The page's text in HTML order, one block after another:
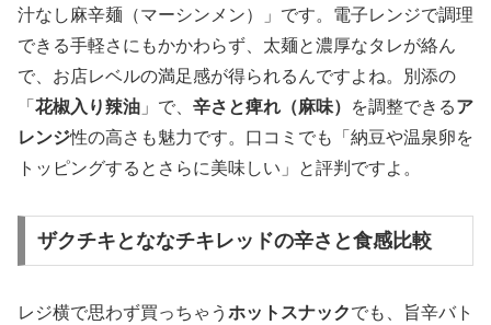
汁なし麻辛麺（マーシンメン）」です。電子レンジで調理
できる手軽さにもかかわらず、太麺と濃厚なタレが絡ん
で、お店レベルの満足感が得られるんですよね。別添の
「 花椒入り辣油 」で、 辛さと痺れ（麻味） を調整できるア
レンジ性の高さも魅力です。口コミでも「納豆や温泉卵を
トッピングするとさらに美味しい」と評判ですよ。
ザクチキとななチキレッドの辛さと食感比較
レジ横で思わず買っちゃう ホットスナックでも、旨辛バト